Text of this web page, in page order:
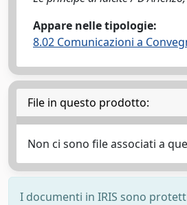
Appare nelle tipologie:
8.02 Comunicazioni a
File in questo prodotto:
Non ci sono file associati a
I documenti in IRIS sono